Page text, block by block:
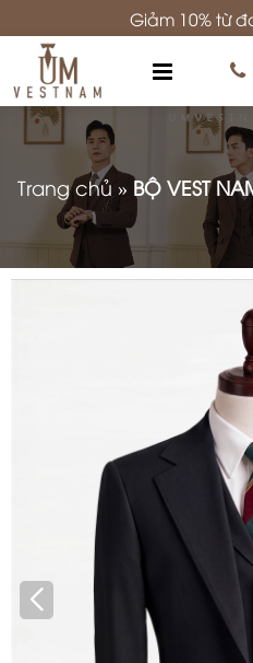
Giảm 10% từ
Trang chủ » BỘ VEST